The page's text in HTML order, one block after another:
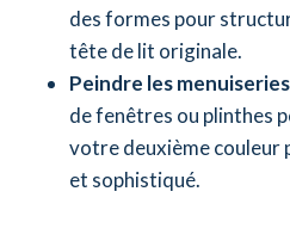
des formes pour
tête de lit originale.
Peindre les
de fenêtres ou plinthes
votre deuxième couleur
et sophistiqué.